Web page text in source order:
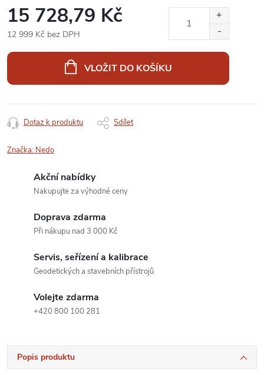
15 728,79 Kč
12 999 Kč bez DPH
VLOŽIT DO KOŠÍKU
Dotaz k produktu Sdílet
Značka: Nedo
Akční nabídky
Nakupujte za výhodné ceny
Doprava zdarma
Při nákupu nad 3 000 Kč
Servis, seřízení a kalibrace
Geodetických a stavebních přístrojů
Volejte zdarma
+420 800 100 281
Popis produktu